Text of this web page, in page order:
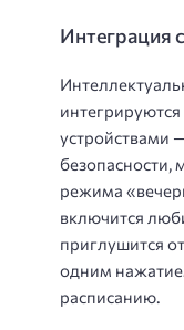
Интеграция
устройствами
безопасности,
режима
включится
приглушится
одним
расписанию.